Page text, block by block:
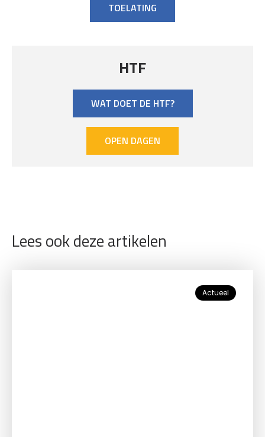
TOELATING
HTF
WAT DOET DE HTF?
OPEN DAGEN
Lees ook deze artikelen
Actueel